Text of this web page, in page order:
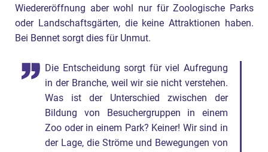
Wiedereröffnung aber wohl nur für Zoologische Parks
oder Landschaftsgärten, die keine Attraktionen haben.
Bei Bennet sorgt dies für Unmut.
Die Entscheidung sorgt für viel Aufregung
in der Branche, weil wir sie nicht verstehen.
Was ist der Unterschied zwischen der
Bildung von Besuchergruppen in einem
Zoo oder in einem Park? Keiner! Wir sind in
der Lage, die Ströme und Bewegungen von